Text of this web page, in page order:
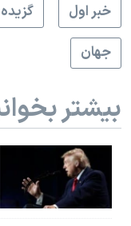
خبر اول
جهان
بیشتر